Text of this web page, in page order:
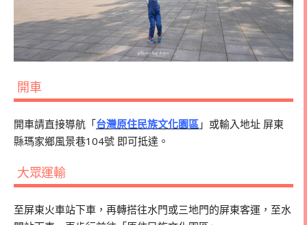
開車
開車請直接導航「台灣原住民族文化園區 」或輸入地址 屏東
縣瑪家鄉風景巷104號 即可抵達。
大眾運輸
至屏東火車站下車，再轉搭往水門或三地門的屏東客運，至水